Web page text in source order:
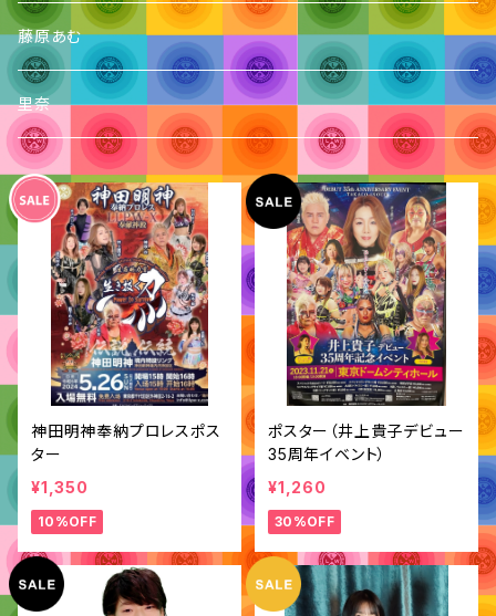
藤原あむ
里奈
神田明神奉納プロレスポス
ター
¥1,350
10%OFF
ポスター（井上貴子デビュー
35周年イベント）
¥1,260
30%OFF